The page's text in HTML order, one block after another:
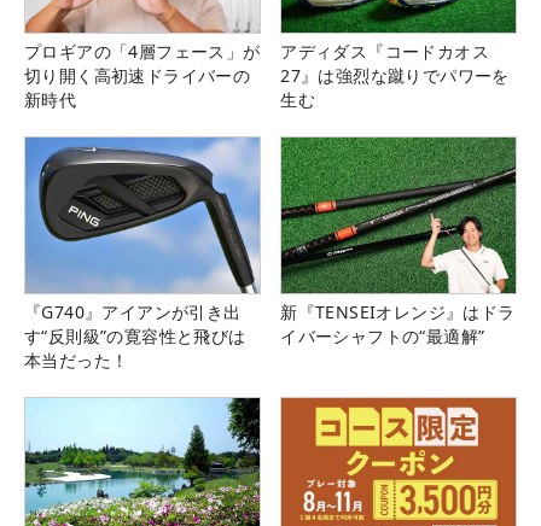
プロギアの「4層フェース」が
切り開く高初速ドライバーの
新時代
アディダス『コードカオス
27』は強烈な蹴りでパワーを
生む
『G740』アイアンが引き出
す“反則級”の寛容性と飛びは
本当だった！
新『TENSEIオレンジ』はドラ
イバーシャフトの“最適解”